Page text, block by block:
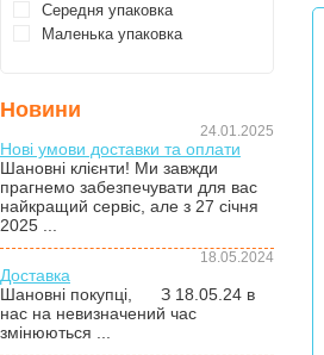
Середня упаковка
Маленька упаковка
Новини
24.01.2025
Нові умови доставки та оплати
Шановні клієнти! Ми завжди
прагнемо забезпечувати для вас
найкращий сервіс, але з 27 січня
2025 ...
18.05.2024
Доставка
Шановні покупці, З 18.05.24 в
нас на невизначений час
змінюються ...